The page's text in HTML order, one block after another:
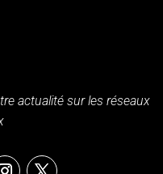
actualité sur les réseaux